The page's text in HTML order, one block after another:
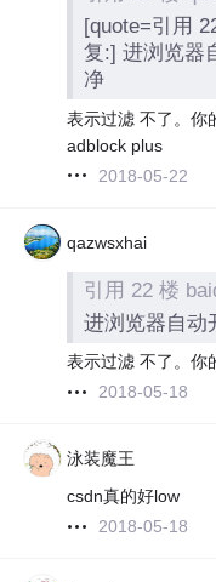
[quote=引用
复:] 进浏览器
净
表示过滤 不了。你
adblock plus
2018-05-22
qazwsxhai
引用 22 楼
进浏览器自动
表示过滤 不了。你
2018-05-18
泳装魔王
csdn真的好low
2018-05-18